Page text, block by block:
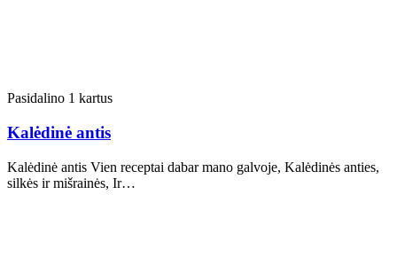
Pasidalino 1 kartus
Kalėdinė antis
Kalėdinė antis Vien receptai dabar mano galvoje, Kalėdinės anties,
silkės ir mišrainės, Ir…